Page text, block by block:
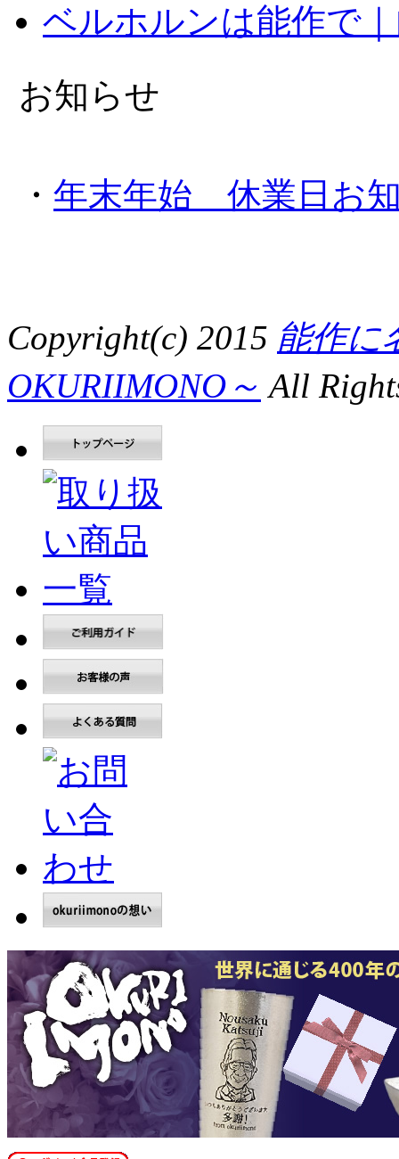
ベルホルンは能作で
お知らせ
・ 年末年始 休業日お
Copyright(c) 2015 能作に
OKURIIMONO～ All